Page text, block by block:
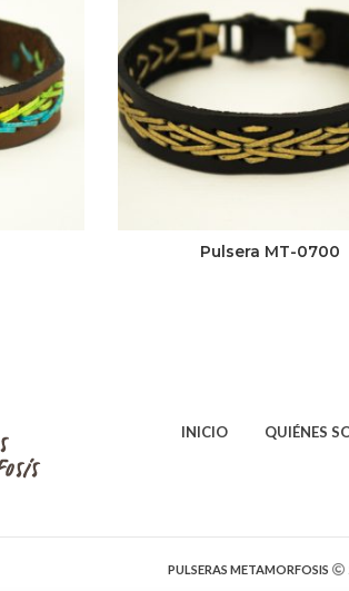
Pulsera MT-0700
INICIO QUIÉNES
PULSERAS METAMORFOSIS